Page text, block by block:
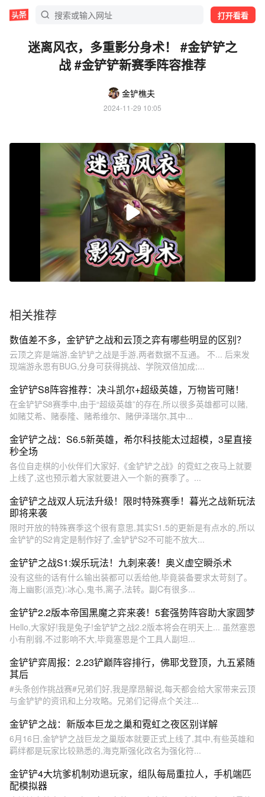
打开看看
迷离风衣，多重影分身术！ #金铲铲之
战 #金铲铲新赛季阵容推荐
金铲樵夫
2024-11-29 10:05
相关推荐
数值差不多，金铲铲之战和云顶之弈有哪些明显的区别？
云顶之弈是端游,金铲铲之战是手游,两者数据不互通。 不... 后来发
现端游永恩有BUG,分身可获得挑战、学院双倍加成;...
金铲铲S8阵容推荐：决斗凯尔+超级英雄，万物皆可赌！
在金铲铲S8赛季中,由于“超级英雄”的存在,所以很多英雄都可以赌,
如赌艾希、赌泰隆、赌希维尔、赌伊泽瑞尔,其中...
金铲铲之战：S6.5新英雄，希尔科技能太过超模，3星直接
秒全场
各位自走棋的小伙伴们大家好,《金铲铲之战》的霓虹之夜马上就要
上线了,这也预示着大家就要进入一个新的赛季了。...
金铲铲之战双人玩法升级！限时特殊赛季！暮光之战新玩法
即将来袭
限时开放的特殊赛季这个很有意思,其实S1.5的更新是有点水的,所以
金铲铲的S2肯定是制作好了,金铲铲S2不可能不放大...
金铲铲之战S1:娱乐玩法！九刺来袭！奥义虚空瞬杀术
没有这些的话有什么输出装都可以丢给他,毕竟装备要求太苛刻了。
海上幽影(派克):冰心,鬼书,离子,法转。副C有很多...
金铲铲2.2版本帝国黑魔之弈来袭！5套强势阵容助大家圆梦
Hello,大家好!我是兔子!金铲铲之战2.2版本将会在明天上... 虽然塞恩
小有削弱,不过影响不大,毕竟塞恩是个工具人副坦...
金铲铲弈周报：2.23铲巅阵容排行，佛耶戈登顶，九五紧随
其后
#头条创作挑战赛#兄弟们好,我是摩昂解说,每天都会给大家带来云顶
与金铲铲的资讯和上分攻略。兄弟们记得点个关注...
金铲铲之战：新版本巨龙之巢和霓虹之夜区别详解
6月16日,金铲铲之战巨龙之巢版本就要正式上线了,其中,有些英雄和
羁绊都是玩家比较熟悉的,海克斯强化改名为强化符...
金铲铲4大坑爹机制劝退玩家，组队每局重拉人，手机端匹
配模拟器